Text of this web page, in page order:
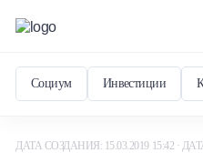
Социум Инвестиции
ДАТА СОЗДАНИЯ: 15.03.2019 15:42 ·